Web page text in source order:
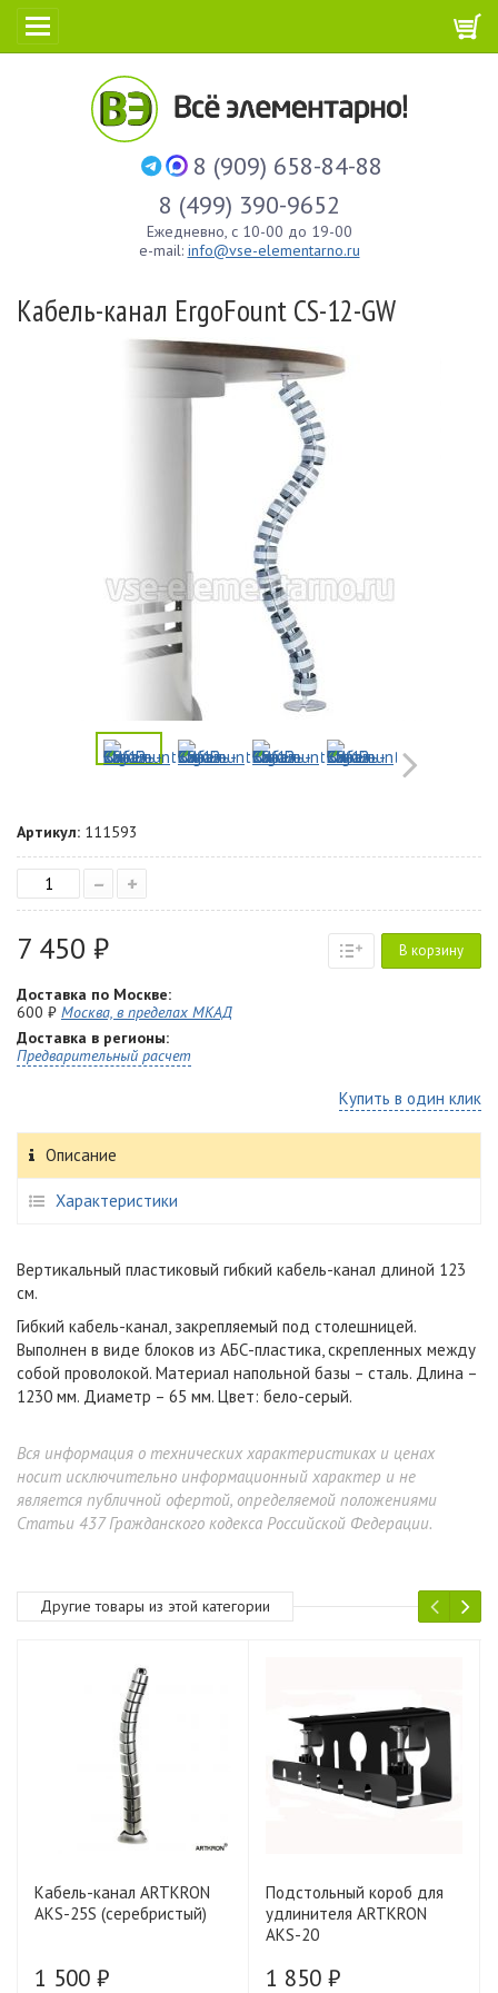
8 (909) 658-84-88
8 (499) 390-9652
Ежедневно, с 10-00 до 19-00
e-mail: info@vse-elementarno.ru
Кабель-канал ErgoFount CS-12-GW
Артикул: 111593
– +
7 450 ₽ В корзину
Доставка по Москве:
600 ₽ Москва, в пределах МКАД
Доставка в регионы:
Предварительный расчет
Купить в один клик
Описание
Характеристики
Вертикальный пластиковый гибкий кабель-канал длиной 123
см.
Гибкий кабель-канал, закрепляемый под столешницей.
Выполнен в виде блоков из АБС-пластика, скрепленных между
собой проволокой. Материал напольной базы – сталь. Длина –
1230 мм. Диаметр – 65 мм. Цвет: бело-серый.
Вся информация о технических характеристиках и ценах
носит исключительно информационный характер и не
является публичной офертой, определяемой положениями
Статьи 437 Гражданского кодекса Российской Федерации.
Другие товары из этой категории
Кабель-канал ARTKRON
AKS-25S (серебристый)
1 500 ₽
Подстольный короб для
удлинителя ARTKRON
AKS-20
1 850 ₽